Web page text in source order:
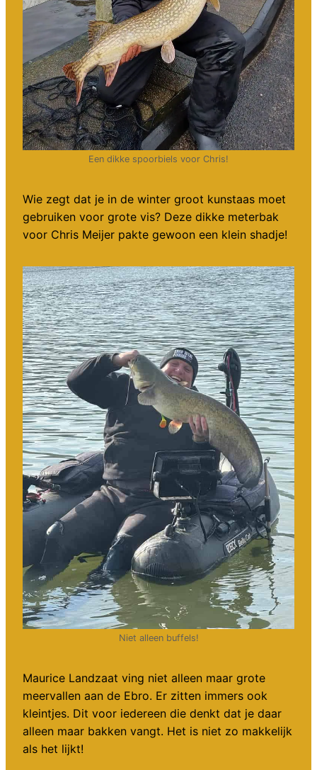
Een dikke spoorbiels voor Chris!
Wie zegt dat je in de winter groot kunstaas moet
gebruiken voor grote vis? Deze dikke meterbak
voor Chris Meijer pakte gewoon een klein shadje!
Niet alleen buffels!
Maurice Landzaat ving niet alleen maar grote
meervallen aan de Ebro. Er zitten immers ook
kleintjes. Dit voor iedereen die denkt dat je daar
alleen maar bakken vangt. Het is niet zo makkelijk
als het lijkt!